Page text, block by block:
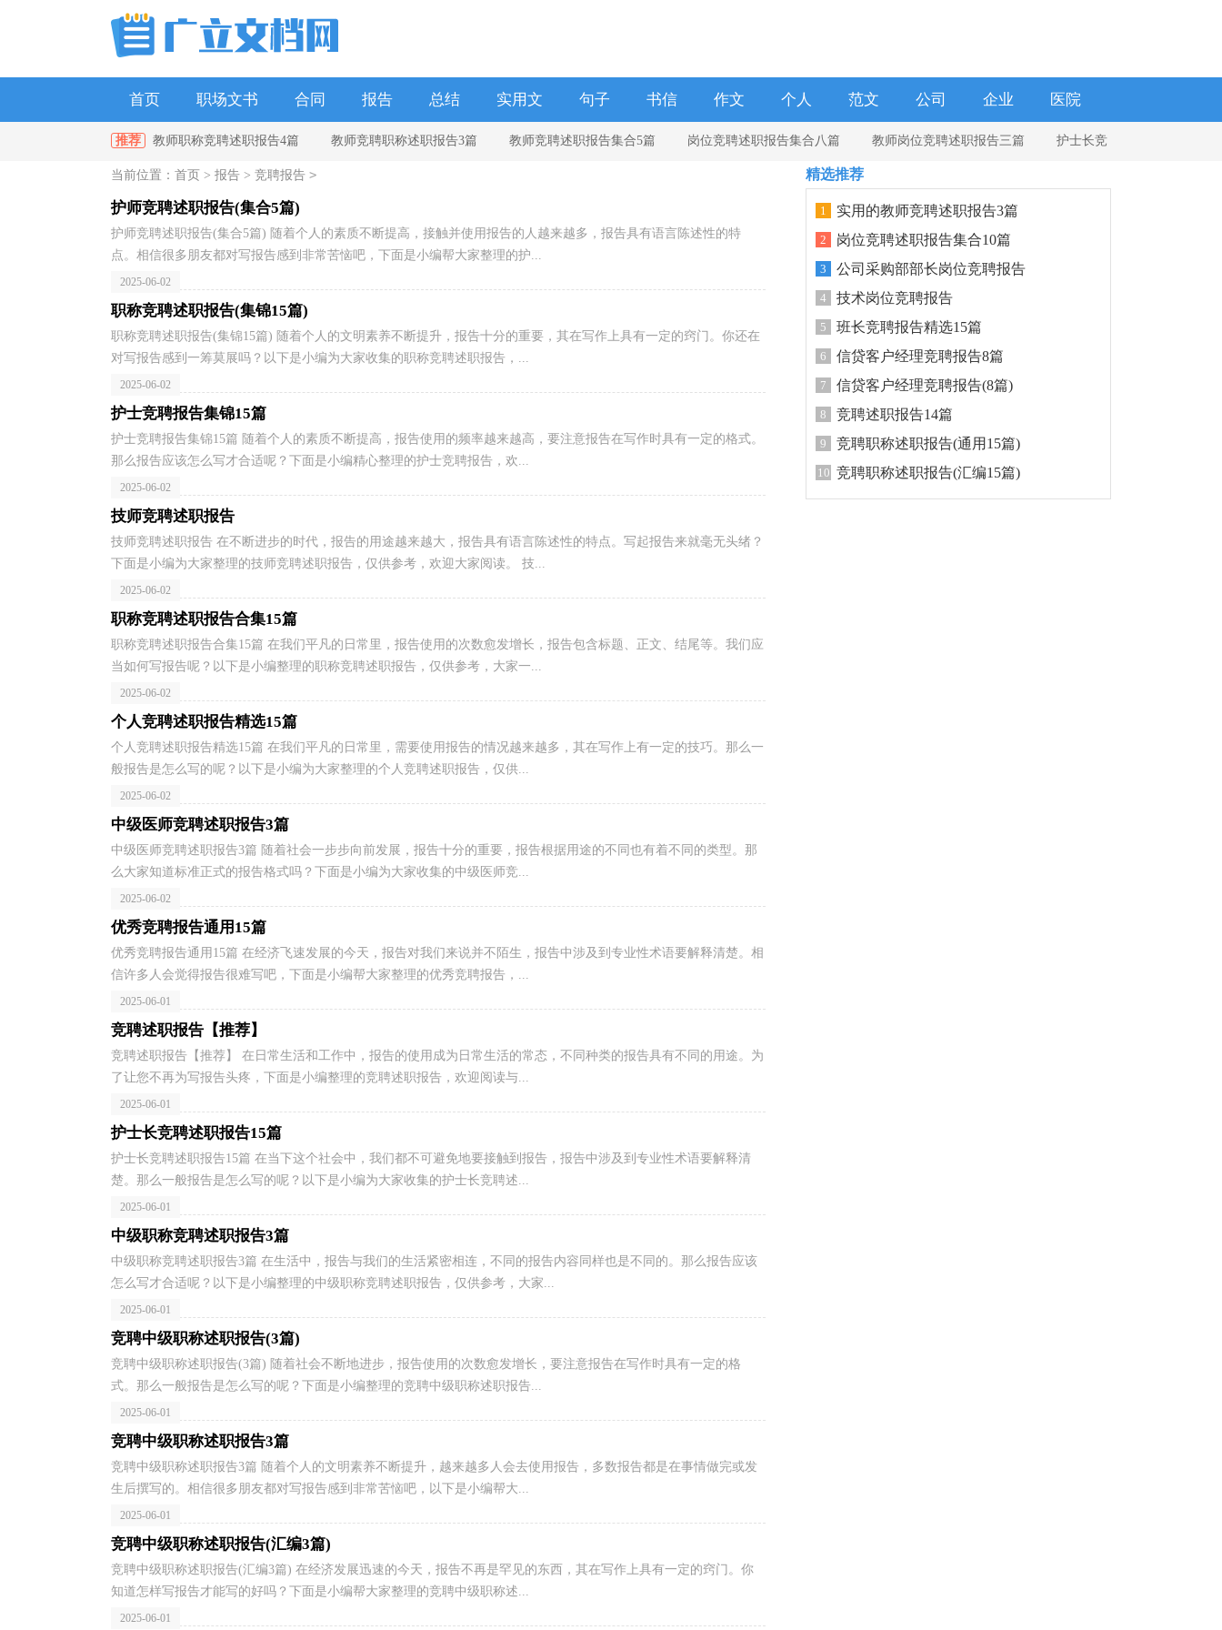
首页 职场文书 合同 报告 总结 实用文 句子 书信 作文 个人 范文 公司 企业 医院
单位 政府 教师 幼儿园 学校
推荐 教师职称竞聘述职报告4篇 教师竞聘职称述职报告3篇 教师竞聘述职报告集合5篇 岗位竞聘述职报告集合八篇 教师岗位竞聘述职报告三篇 护士长竞
聘述职报告六篇 护士长竞聘述职报告合集5篇
当前位置： 首页 > 报告 > 竞聘报告 >
护师竞聘述职报告(集合5篇)
护师竞聘述职报告(集合5篇) 随着个人的素质不断提高，接触并使用报告的人越来越多，报告具有语言陈述性的特
点。相信很多朋友都对写报告感到非常苦恼吧，下面是小编帮大家整理的护...
2025-06-02
职称竞聘述职报告(集锦15篇)
职称竞聘述职报告(集锦15篇) 随着个人的文明素养不断提升，报告十分的重要，其在写作上具有一定的窍门。你还在
对写报告感到一筹莫展吗？以下是小编为大家收集的职称竞聘述职报告，...
2025-06-02
护士竞聘报告集锦15篇
护士竞聘报告集锦15篇 随着个人的素质不断提高，报告使用的频率越来越高，要注意报告在写作时具有一定的格式。
那么报告应该怎么写才合适呢？下面是小编精心整理的护士竞聘报告，欢...
2025-06-02
技师竞聘述职报告
技师竞聘述职报告 在不断进步的时代，报告的用途越来越大，报告具有语言陈述性的特点。写起报告来就毫无头绪？
下面是小编为大家整理的技师竞聘述职报告，仅供参考，欢迎大家阅读。 技...
2025-06-02
职称竞聘述职报告合集15篇
职称竞聘述职报告合集15篇 在我们平凡的日常里，报告使用的次数愈发增长，报告包含标题、正文、结尾等。我们应
当如何写报告呢？以下是小编整理的职称竞聘述职报告，仅供参考，大家一...
2025-06-02
个人竞聘述职报告精选15篇
个人竞聘述职报告精选15篇 在我们平凡的日常里，需要使用报告的情况越来越多，其在写作上有一定的技巧。那么一
般报告是怎么写的呢？以下是小编为大家整理的个人竞聘述职报告，仅供...
2025-06-02
中级医师竞聘述职报告3篇
中级医师竞聘述职报告3篇 随着社会一步步向前发展，报告十分的重要，报告根据用途的不同也有着不同的类型。那
么大家知道标准正式的报告格式吗？下面是小编为大家收集的中级医师竞...
2025-06-02
优秀竞聘报告通用15篇
优秀竞聘报告通用15篇 在经济飞速发展的今天，报告对我们来说并不陌生，报告中涉及到专业性术语要解释清楚。相
信许多人会觉得报告很难写吧，下面是小编帮大家整理的优秀竞聘报告，...
2025-06-01
竞聘述职报告【推荐】
竞聘述职报告【推荐】 在日常生活和工作中，报告的使用成为日常生活的常态，不同种类的报告具有不同的用途。为
了让您不再为写报告头疼，下面是小编整理的竞聘述职报告，欢迎阅读与...
2025-06-01
护士长竞聘述职报告15篇
护士长竞聘述职报告15篇 在当下这个社会中，我们都不可避免地要接触到报告，报告中涉及到专业性术语要解释清
楚。那么一般报告是怎么写的呢？以下是小编为大家收集的护士长竞聘述...
2025-06-01
中级职称竞聘述职报告3篇
中级职称竞聘述职报告3篇 在生活中，报告与我们的生活紧密相连，不同的报告内容同样也是不同的。那么报告应该
怎么写才合适呢？以下是小编整理的中级职称竞聘述职报告，仅供参考，大家...
2025-06-01
竞聘中级职称述职报告(3篇)
竞聘中级职称述职报告(3篇) 随着社会不断地进步，报告使用的次数愈发增长，要注意报告在写作时具有一定的格
式。那么一般报告是怎么写的呢？下面是小编整理的竞聘中级职称述职报告...
2025-06-01
竞聘中级职称述职报告3篇
竞聘中级职称述职报告3篇 随着个人的文明素养不断提升，越来越多人会去使用报告，多数报告都是在事情做完或发
生后撰写的。相信很多朋友都对写报告感到非常苦恼吧，以下是小编帮大...
2025-06-01
竞聘中级职称述职报告(汇编3篇)
竞聘中级职称述职报告(汇编3篇) 在经济发展迅速的今天，报告不再是罕见的东西，其在写作上具有一定的窍门。你
知道怎样写报告才能写的好吗？下面是小编帮大家整理的竞聘中级职称述...
2025-06-01
精选推荐
1 实用的教师竞聘述职报告3篇
2 岗位竞聘述职报告集合10篇
3 公司采购部部长岗位竞聘报告
4 技术岗位竞聘报告
5 班长竞聘报告精选15篇
6 信贷客户经理竞聘报告8篇
7 信贷客户经理竞聘报告(8篇)
8 竞聘述职报告14篇
9 竞聘职称述职报告(通用15篇)
10 竞聘职称述职报告(汇编15篇)